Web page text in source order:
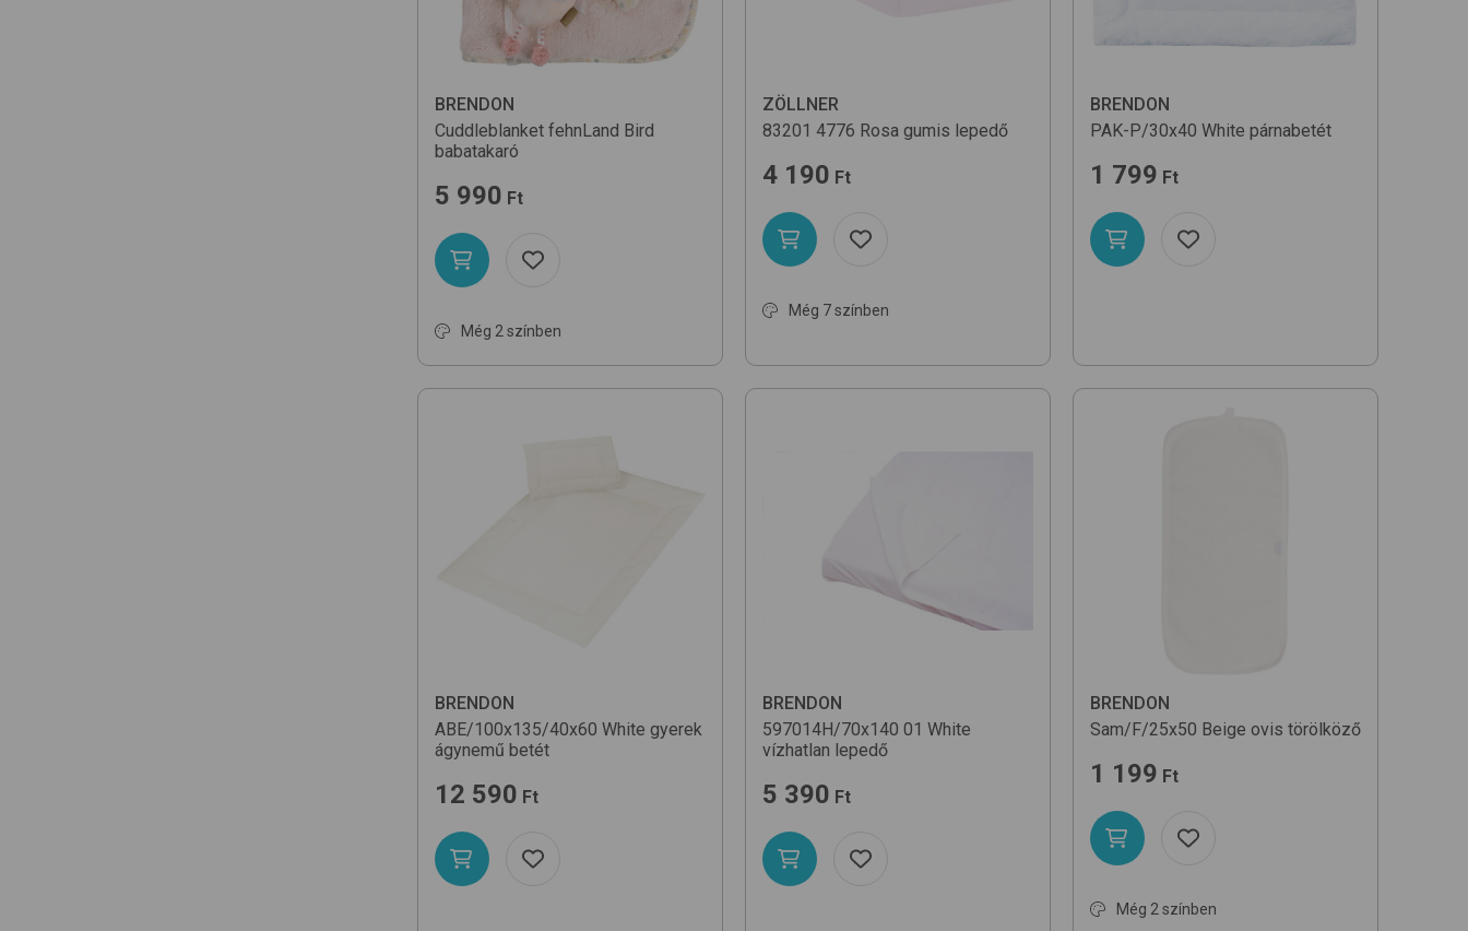
BRENDON
Cuddleblanket fehnLand Bird
babatakaró
5 990 Ft
Még 2 színben
ZÖLLNER
83201 4776 Rosa gumis lepedő
4 190 Ft
Még 7 színben
BRENDON
PAK-P/30x40 White párnabetét
1 799 Ft
BRENDON
ABE/100x135/40x60 White gyerek
ágynemű betét
12 590 Ft
BRENDON
597014H/70x140 01 White
vízhatlan lepedő
5 390 Ft
BRENDON
Sam/F/25x50 Beige ovis törölköző
1 199 Ft
Még 2 színben